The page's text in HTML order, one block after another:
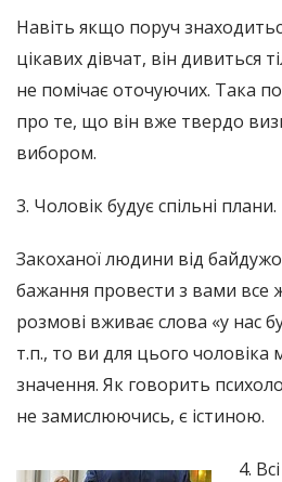
Навіть якщо поруч
цікавих дівчат, він дивиться
не помічає оточуючих. Така
про те, що він вже твердо
вибором.
3. Чоловік будує спільні плани.
Закоханої людини від
бажання провести з вами все
розмові вживає слова «у нас
т.п., то ви для цього чоловіка
значення. Як говорить
не замислюючись, є істиною.
4.